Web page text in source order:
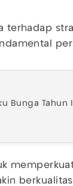
terhadap
Bunga Tahun